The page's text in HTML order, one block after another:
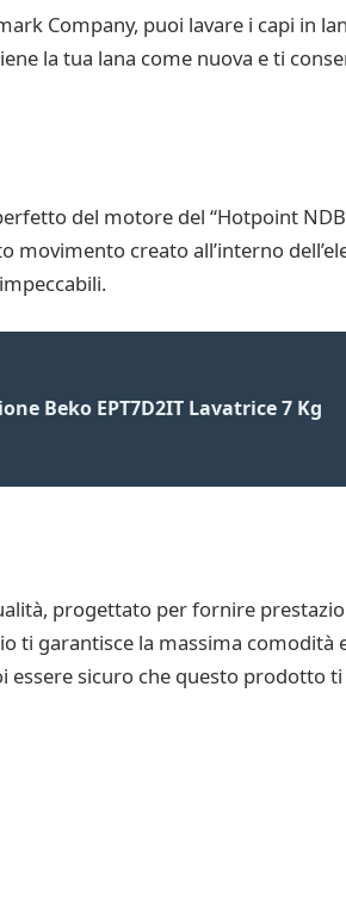
Company, puoi lavare i capi in
la tua lana come nuova e ti
del motore del “Hotpoint
movimento creato all’interno
Beko EPT7D2IT Lavatrice 7 Kg
progettato per fornire
ti garantisce la massima
essere sicuro che questo prodotto